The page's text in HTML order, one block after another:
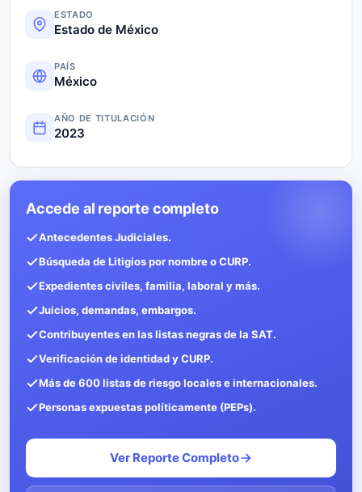
ESTADO
Estado de México
PAÍS
México
AÑO DE TITULACIÓN
2023
Accede al reporte completo
Antecedentes Judiciales.
Búsqueda de Litigios por nombre o CURP.
Expedientes civiles, familia, laboral y más.
Juicios, demandas, embargos.
Contribuyentes en las listas negras de la SAT.
Verificación de identidad y CURP.
Más de 600 listas de riesgo locales e internacionales.
Personas expuestas políticamente (PEPs).
Ver Reporte Completo